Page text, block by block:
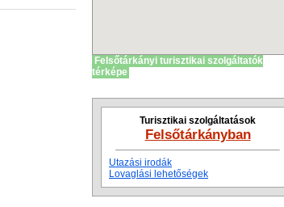
Felsőtárkányi turisztikai szolgáltatók
térképe
Turisztikai szolgáltatások
Felsőtárkányban
Utazási irodák
Lovaglási lehetőségek